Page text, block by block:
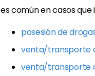
es común en casos que
posesión de
venta/transporte
venta/transporte